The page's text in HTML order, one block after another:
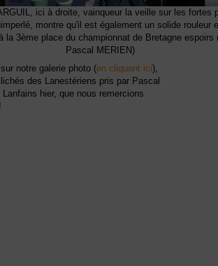
ici à droite, vainqueur la veille sur les fortes
montre qu'il est également un solide rouleur
la 3ème place du championnat de Bretagne espoirs
Pascal MERIEN)
notre galerie photo (en cliquant ici),
des Lanestériens pris par Pascal
Lanfains hier, que nous remercions